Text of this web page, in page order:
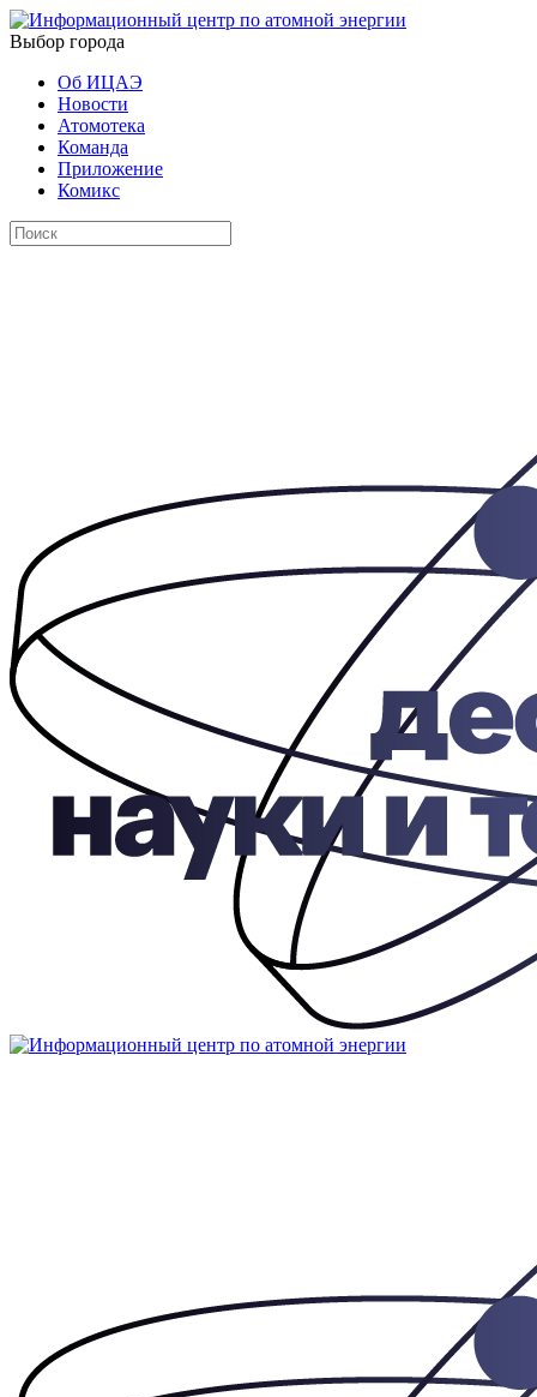
Выбор города
Об ИЦАЭ
Новости
Атомотека
Команда
Приложение
Комикс